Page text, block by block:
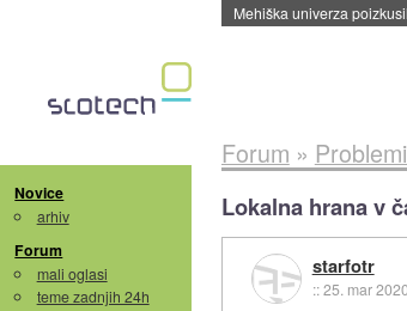
Evropska vesoljska
Novice
arhiv
Forum
mali oglasi
teme zadnjih 24h
Forum »
Lokalna hrana v
starfotr
::25. mar